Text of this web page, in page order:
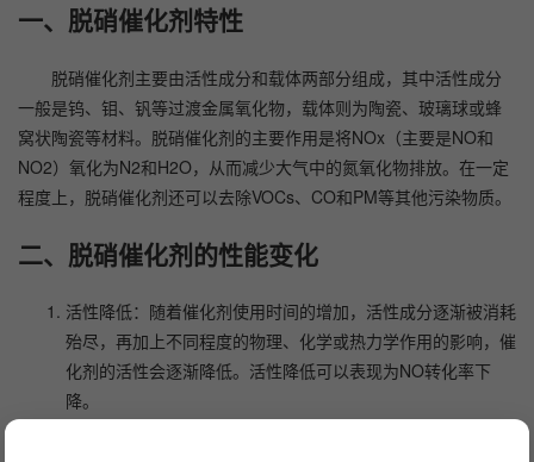
一、脱硝催化剂特性
脱硝催化剂主要由活性成分和载体两部分组成，其中活性成分
一般是钨、钼、钒等过渡金属氧化物，载体则为陶瓷、玻璃球或蜂
窝状陶瓷等材料。脱硝催化剂的主要作用是将NOx（主要是NO和
NO2）氧化为N2和H2O，从而减少大气中的氮氧化物排放。在一定
程度上，脱硝催化剂还可以去除VOCs、CO和PM等其他污染物质。
二、脱硝催化剂的性能变化
活性降低：随着催化剂使用时间的增加，活性成分逐渐被消耗
殆尽，再加上不同程度的物理、化学或热力学作用的影响，催
化剂的活性会逐渐降低。活性降低可以表现为NO转化率下
降。